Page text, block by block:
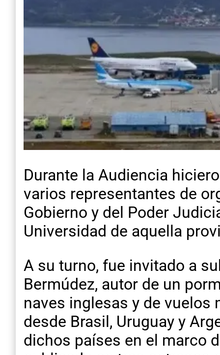
Durante la Audiencia
varios representantes de
Gobierno y del Poder
Universidad de aquella
A su turno, fue invitado a
Bermúdez, autor de un
naves inglesas y de
desde Brasil, Uruguay y
dichos países en el marco